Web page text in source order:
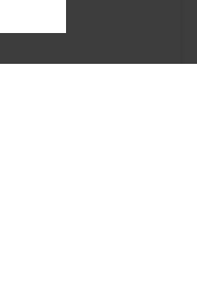
feltételeket